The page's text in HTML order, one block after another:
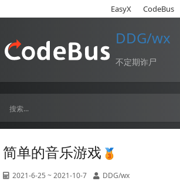
EasyX CodeBus
DDG/wx
不定期诈尸
简单的音乐游戏
2021-6-25 ~ 2021-10-7 DDG/wx